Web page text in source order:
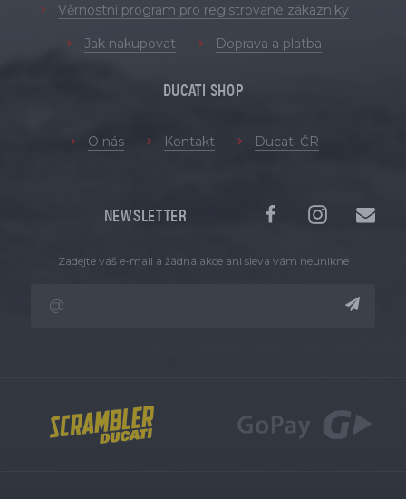
Věrnostní program pro registrované zákazníky
Jak nakupovat Doprava a platba
DUCATI SHOP
O nás Kontakt Ducati ČR
NEWSLETTER
Zadejte váš e-mail a žádná akce ani sleva vám neunikne